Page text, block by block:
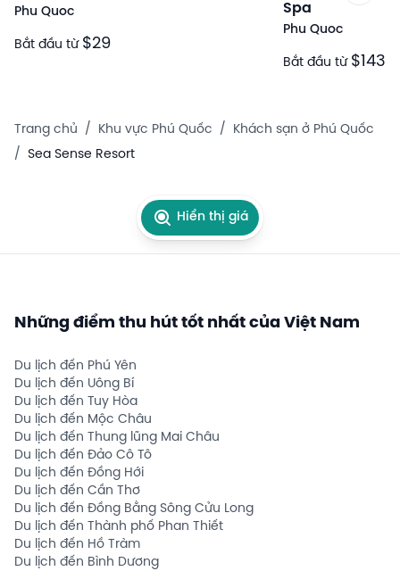
Phu Quoc
Bắt đầu từ $29
Spa
Phu Quoc
Bắt đầu từ $143
Trang chủ / Khu vực Phú Quốc /
Khách sạn ở Phú Quốc
/
Sea Sense Resort
Hiển thị giá
Những điểm thu hút tốt nhất của Việt Nam
Du lịch đến Phú Yên
Du lịch đến Uông Bí
Du lịch đến Tuy Hòa
Du lịch đến Mộc Châu
Du lịch đến Thung lũng Mai Châu
Du lịch đến Đảo Cô Tô
Du lịch đến Đồng Hới
Du lịch đến Cần Thơ
Du lịch đến Đồng Bằng Sông Cửu Long
Du lịch đến Thành phố Phan Thiết
Du lịch đến Hồ Tràm
Du lịch đến Bình Dương